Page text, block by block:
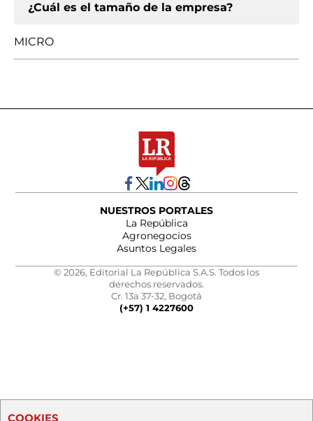
¿Cuál es el tamaño de la empresa?
MICRO
NUESTROS PORTALES
La República
Agronegocios
Asuntos Legales
© 2026, Editorial La República S.A.S. Todos los
derechos reservados.
Cr. 13a 37-32, Bogotá
(+57) 1 4227600
COOKIES